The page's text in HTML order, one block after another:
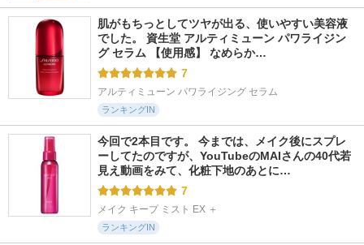
肌がもちっとしてツヤが出る、使いやすい美容液
でした。 資生堂 アルティミューン パワライジン
グ セラム 【使用感】 なめらか…
7
アルティミューン パワライジング セラム
ランキングIN
今回で2本目です。 今までは、メイク後にスプレ
ーしてたのですが、YouTubeのMAIさんの40代若
見え動画をみて、化粧下地のあとに…
7
メイク キープ ミスト EX ＋
ランキングIN